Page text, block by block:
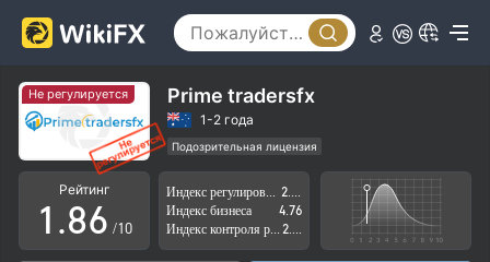
Не регулируется Prime tradersfx
1-2 года
Подозрительная лицензия
Регион деятельности подозрителен
Высокие потенциальные риски
Рейтинг
0
1.
4
5
6
7
8
2
3
4
5
6 /10
Индекс бизнеса
4.76